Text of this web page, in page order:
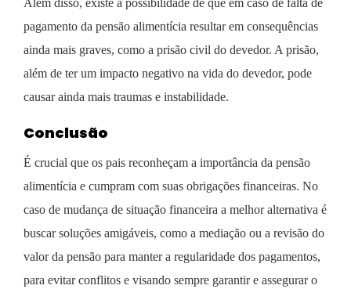
pagamento da pensão alimentícia resultar em consequências
ainda mais graves, como a prisão civil do devedor. A prisão,
além de ter um impacto negativo na vida do devedor, pode
causar ainda mais traumas e instabilidade.
Conclusão
É crucial que os pais reconheçam a importância da pensão
alimentícia e cumpram com suas obrigações financeiras. No
caso de mudança de situação financeira a melhor alternativa é
buscar soluções amigáveis, como a mediação ou a revisão do
valor da pensão para manter a regularidade dos pagamentos,
para evitar conflitos e visando sempre garantir e assegurar o